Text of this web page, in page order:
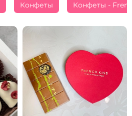
Конфеты Конфеты -